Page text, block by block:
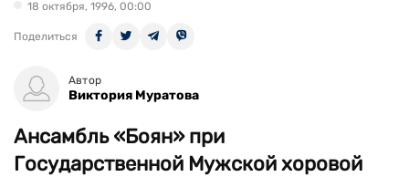
18 октября, 1996, 00:00
Поделиться
Автор
Виктория Муратова
Ансамбль «Боян» при
Государственной Мужской хоровой